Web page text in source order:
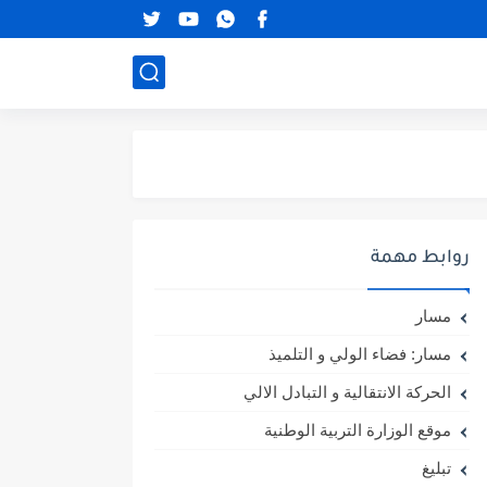
روابط مهمة
مسار
مسار: فضاء الولي و التلميذ
الحركة الانتقالية و التبادل الالي
موقع الوزارة التربية الوطنية
تبليغ